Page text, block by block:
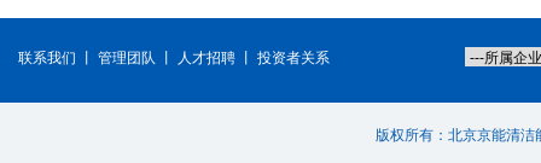
联系我们 管理团队 人才招聘 投资者关系
版权所有：北京京能清